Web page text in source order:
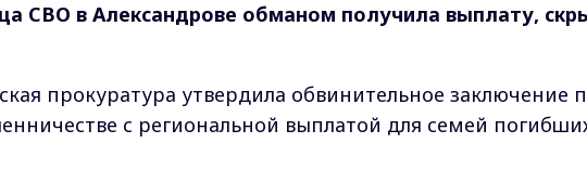
СВО в Александрове обманом получила выплату,
прокуратура утвердила обвинительное заключение
с региональной выплатой для семей